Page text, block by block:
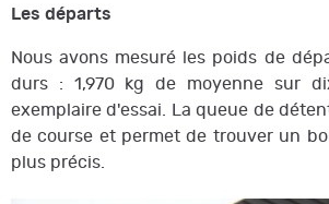
Les départs
Nous avons mesuré les poids de
durs : 1,970 kg de moyenne sur
exemplaire d'essai. La queue de
de course et permet de trouver un
plus précis.